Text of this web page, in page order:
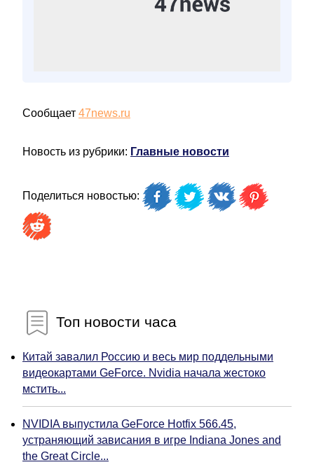
Сообщает 47news.ru
Новость из рубрики: Главные новости
Поделиться новостью:
Топ новости часа
Китай завалил Россию и весь мир поддельными
видеокартами GeForce. Nvidia начала жестоко
мстить...
NVIDIA выпустила GeForce Hotfix 566.45,
устраняющий зависания в игре Indiana Jones and
the Great Circle...